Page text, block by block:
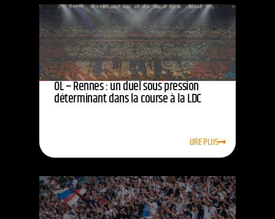
OL – Rennes : un duel sous pression
déterminant dans la course à la LDC
LIRE PLUS